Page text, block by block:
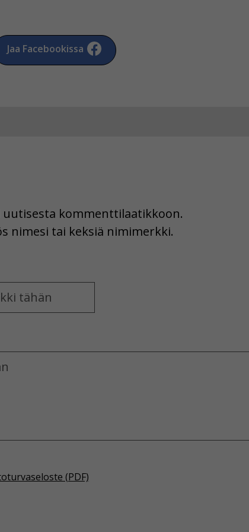
Jaa Facebookissa
kommenttilaatikkoon.
nimesi tai keksiä nimimerkki.
(PDF)